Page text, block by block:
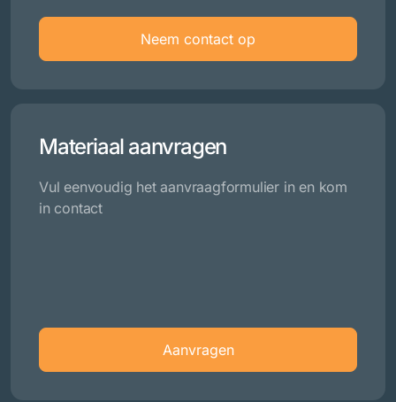
Neem contact op
Materiaal aanvragen
Vul eenvoudig het aanvraagformulier in en kom
in contact
Aanvragen